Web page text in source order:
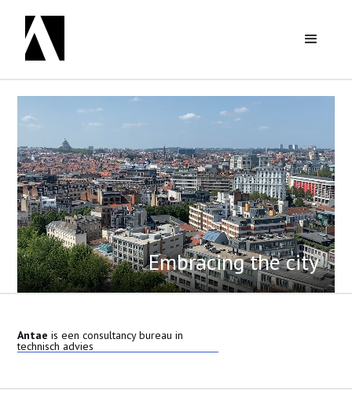
Embracing the city
Antaeis een consultancy bureau in
technisch advies